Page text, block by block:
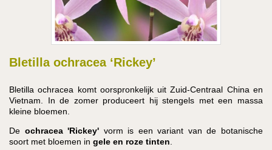
Bletilla ochracea ‘Rickey’
Bletilla ochracea komt oorspronkelijk uit Zuid-Centraal China en
Vietnam. In de zomer produceert hij stengels met een massa
kleine bloemen.
De ochracea 'Rickey' vorm is een variant van de botanische
soort met bloemen in gele en roze tinten.